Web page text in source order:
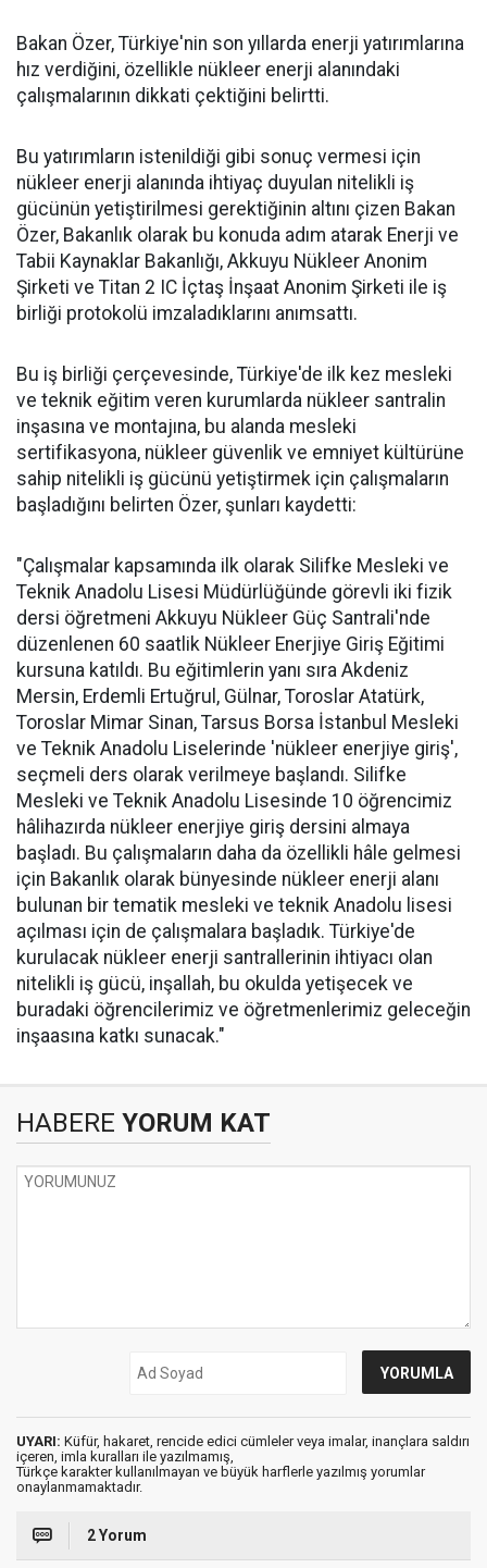
Bakan Özer, Türkiye'nin son yıllarda enerji yatırımlarına
hız verdiğini, özellikle nükleer enerji alanındaki
çalışmalarının dikkati çektiğini belirtti.
Bu yatırımların istenildiği gibi sonuç vermesi için
nükleer enerji alanında ihtiyaç duyulan nitelikli iş
gücünün yetiştirilmesi gerektiğinin altını çizen Bakan
Özer, Bakanlık olarak bu konuda adım atarak Enerji ve
Tabii Kaynaklar Bakanlığı, Akkuyu Nükleer Anonim
Şirketi ve Titan 2 IC İçtaş İnşaat Anonim Şirketi ile iş
birliği protokolü imzaladıklarını anımsattı.
Bu iş birliği çerçevesinde, Türkiye'de ilk kez mesleki
ve teknik eğitim veren kurumlarda nükleer santralin
inşasına ve montajına, bu alanda mesleki
sertifikasyona, nükleer güvenlik ve emniyet kültürüne
sahip nitelikli iş gücünü yetiştirmek için çalışmaların
başladığını belirten Özer, şunları kaydetti:
"Çalışmalar kapsamında ilk olarak Silifke Mesleki ve
Teknik Anadolu Lisesi Müdürlüğünde görevli iki fizik
dersi öğretmeni Akkuyu Nükleer Güç Santrali'nde
düzenlenen 60 saatlik Nükleer Enerjiye Giriş Eğitimi
kursuna katıldı. Bu eğitimlerin yanı sıra Akdeniz
Mersin, Erdemli Ertuğrul, Gülnar, Toroslar Atatürk,
Toroslar Mimar Sinan, Tarsus Borsa İstanbul Mesleki
ve Teknik Anadolu Liselerinde 'nükleer enerjiye giriş',
seçmeli ders olarak verilmeye başlandı. Silifke
Mesleki ve Teknik Anadolu Lisesinde 10 öğrencimiz
hâlihazırda nükleer enerjiye giriş dersini almaya
başladı. Bu çalışmaların daha da özellikli hâle gelmesi
için Bakanlık olarak bünyesinde nükleer enerji alanı
bulunan bir tematik mesleki ve teknik Anadolu lisesi
açılması için de çalışmalara başladık. Türkiye'de
kurulacak nükleer enerji santrallerinin ihtiyacı olan
nitelikli iş gücü, inşallah, bu okulda yetişecek ve
buradaki öğrencilerimiz ve öğretmenlerimiz geleceğin
inşaasına katkı sunacak."
HABERE YORUM KAT
UYARI: Küfür, hakaret, rencide edici cümleler veya imalar, inançlara saldırı
içeren, imla kuralları ile yazılmamış,
Türkçe karakter kullanılmayan ve büyük harflerle yazılmış yorumlar
onaylanmamaktadır.
2 Yorum